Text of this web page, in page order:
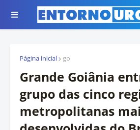
Página inicial go
Grande Goiânia
grupo das cinco
metropolitanas